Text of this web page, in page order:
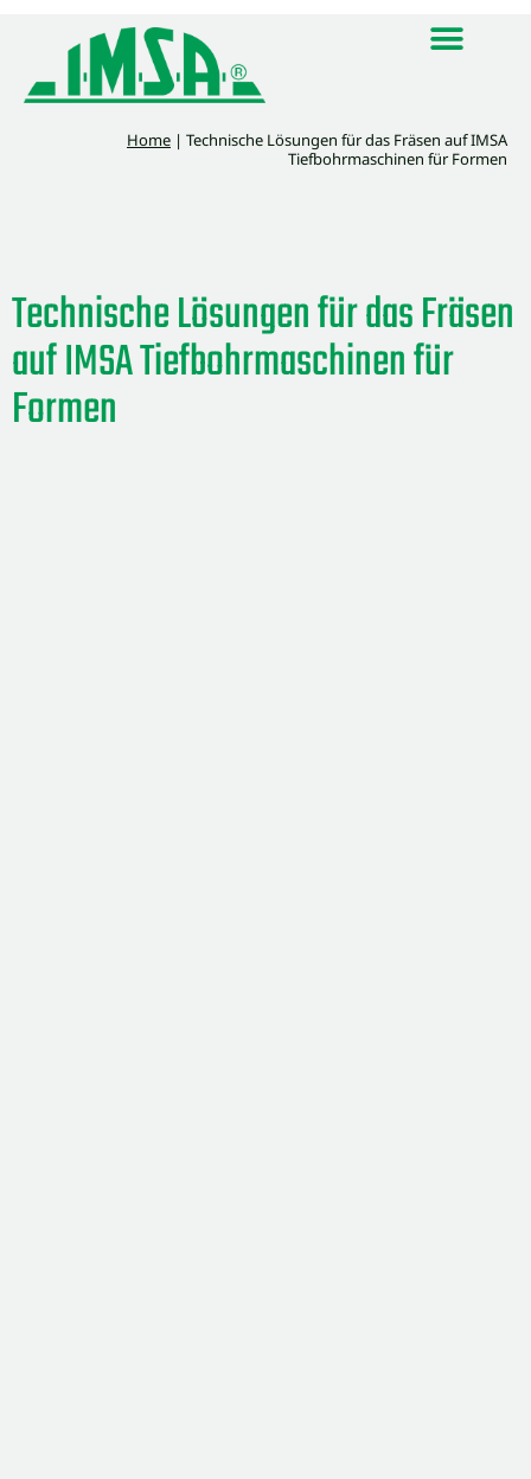
Home | Technische Lösungen für das Fräsen auf IMSA
Tiefbohrmaschinen für Formen
Technische Lösungen für das Fräsen
auf IMSA Tiefbohrmaschinen für
Formen